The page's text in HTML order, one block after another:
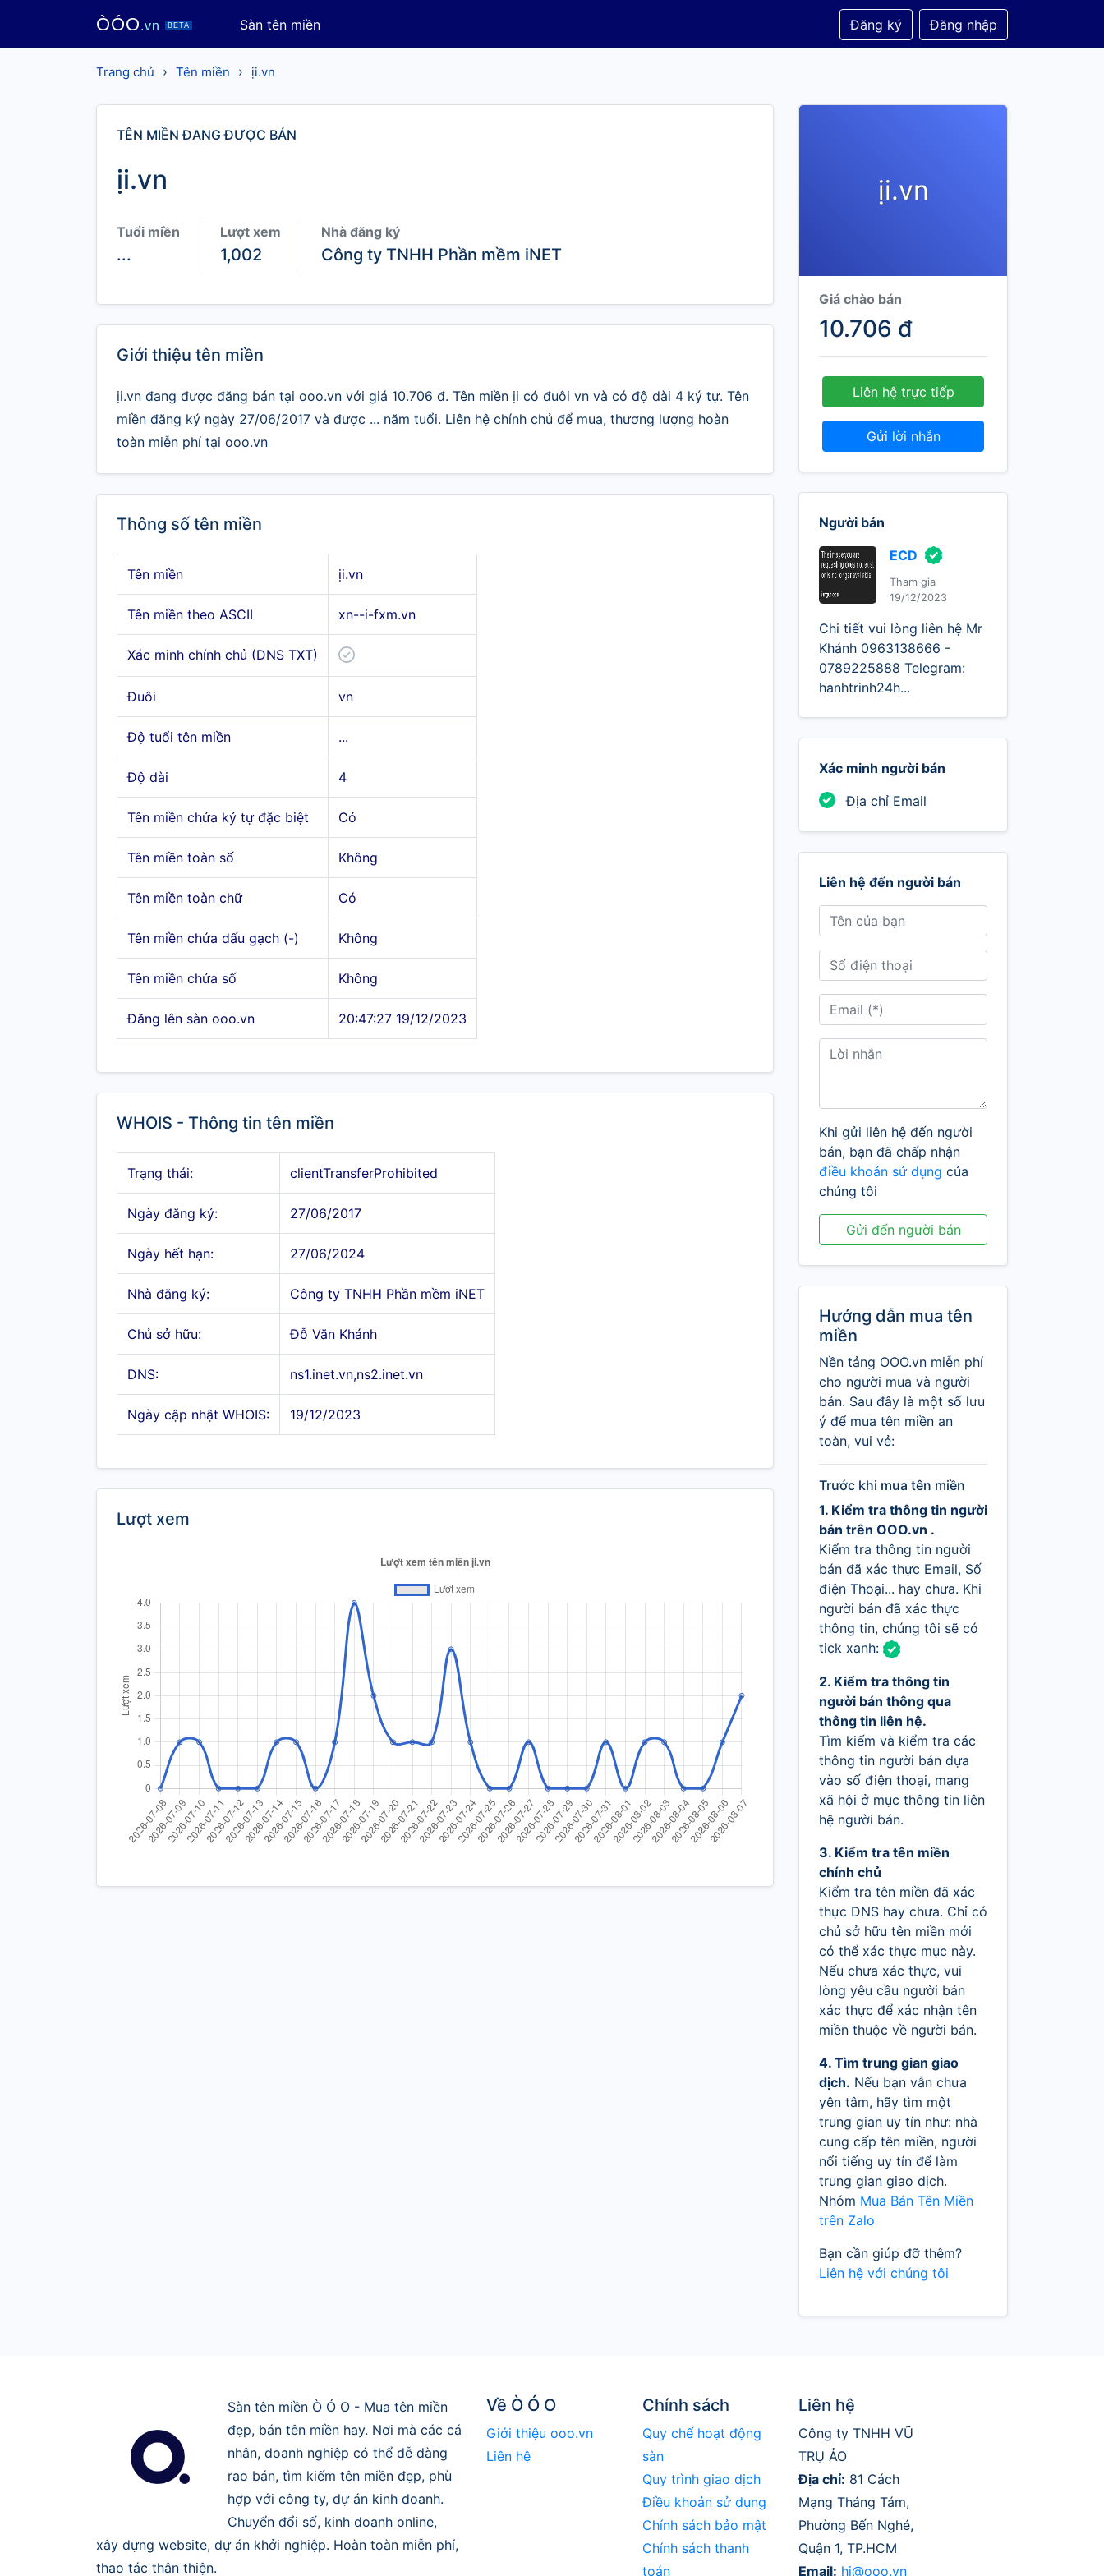
ÒÓO.vn BETA Sàn tên miền Đăng ký Đăng nhập
Trang chủ › Tên miền › ịi.vn
TÊN MIỀN ĐANG ĐƯỢC BÁN
ịi.vn
Tuổi miền
...
Lượt xem
1,002
Nhà đăng ký
Công ty TNHH Phần mềm iNET
Giới thiệu tên miền
ịi.vn đang được đăng bán tại ooo.vn với giá 10.706 đ. Tên miền ịi có đuôi vn và có độ dài 4 ký tự. Tên
miền đăng ký ngày 27/06/2017 và được ... năm tuổi. Liên hệ chính chủ để mua, thương lượng hoàn
toàn miễn phí tại ooo.vn
Thông số tên miền
Tên miền ịi.vn
Tên miền theo ASCII xn--i-fxm.vn
Xác minh chính chủ (DNS TXT)
Đuôi vn
Độ tuổi tên miền ...
Độ dài 4
Tên miền chứa ký tự đặc biệt Có
Tên miền toàn số Không
Tên miền toàn chữ Có
Tên miền chứa dấu gạch (-) Không
Tên miền chứa số Không
Đăng lên sàn ooo.vn 20:47:27 19/12/2023
WHOIS - Thông tin tên miền
Trạng thái: clientTransferProhibited
Ngày đăng ký: 27/06/2017
Ngày hết hạn: 27/06/2024
Nhà đăng ký: Công ty TNHH Phần mềm iNET
Chủ sở hữu: Đỗ Văn Khánh
DNS: ns1.inet.vn,ns2.inet.vn
Ngày cập nhật WHOIS: 19/12/2023
Lượt xem
ịi.vn
Giá chào bán
10.706 đ
Liên hệ trực tiếp
Gửi lời nhắn
Người bán
ECD
Tham gia
19/12/2023
Chi tiết vui lòng liên hệ Mr
Khánh 0963138666 -
0789225888 Telegram:
hanhtrinh24h...
Xác minh người bán
Địa chỉ Email
Liên hệ đến người bán
Khi gửi liên hệ đến người
bán, bạn đã chấp nhận
điều khoản sử dụng của
chúng tôi
Gửi đến người bán
Hướng dẫn mua tên
miền
Nền tảng OOO.vn miễn phí
cho người mua và người
bán. Sau đây là một số lưu
ý để mua tên miền an
toàn, vui vẻ:
Trước khi mua tên miền
1. Kiểm tra thông tin người
bán trên OOO.vn .
Kiểm tra thông tin người
bán đã xác thực Email, Số
điện Thoại... hay chưa. Khi
người bán đã xác thực
thông tin, chúng tôi sẽ có
tick xanh:
2. Kiểm tra thông tin
người bán thông qua
thông tin liên hệ.
Tìm kiếm và kiểm tra các
thông tin người bán dựa
vào số điện thoại, mạng
xã hội ở mục thông tin liên
hệ người bán.
3. Kiểm tra tên miền
chính chủ
Kiểm tra tên miền đã xác
thực DNS hay chưa. Chỉ có
chủ sở hữu tên miền mới
có thể xác thực mục này.
Nếu chưa xác thực, vui
lòng yêu cầu người bán
xác thực để xác nhận tên
miền thuộc về người bán.
4. Tìm trung gian giao
dịch. Nếu bạn vẫn chưa
yên tâm, hãy tìm một
trung gian uy tín như: nhà
cung cấp tên miền, người
nổi tiếng uy tín để làm
trung gian giao dịch.
Nhóm Mua Bán Tên Miền
trên Zalo
Bạn cần giúp đỡ thêm?
Liên hệ với chúng tôi
Sàn tên miền Ò Ó O - Mua tên miền
đẹp, bán tên miền hay. Nơi mà các cá
nhân, doanh nghiệp có thể dễ dàng
rao bán, tìm kiếm tên miền đẹp, phù
hợp với công ty, dự án kinh doanh.
Chuyển đổi số, kinh doanh online,
xây dựng website, dự án khởi nghiệp. Hoàn toàn miễn phí,
thao tác thân thiện.
Về Ò Ó O
Giới thiệu ooo.vn
Liên hệ
Chính sách
Quy chế hoạt động
sàn
Quy trình giao dịch
Điều khoản sử dụng
Chính sách bảo mật
Chính sách thanh
toán
Liên hệ
Công ty TNHH VŨ
TRỤ ẢO
Địa chỉ: 81 Cách
Mạng Tháng Tám,
Phường Bến Nghé,
Quận 1, TP.HCM
Email: hi@ooo.vn